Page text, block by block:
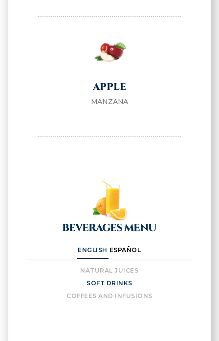
APPLE
MANZANA
BEVERAGES MENU
ENGLISH ESPAÑOL
NATURAL JUICES
SOFT DRINKS
COFFEES AND INFUSIONS